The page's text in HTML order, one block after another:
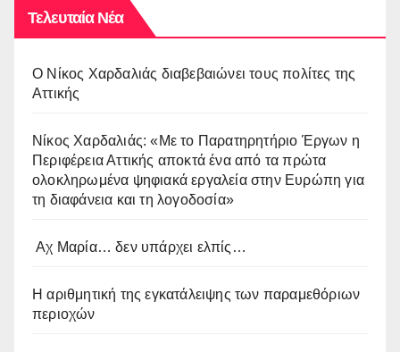
Τελευταία Νέα
O Νίκος Χαρδαλιάς διαβεβαιώνει τους πολίτες της
Αττικής
Νίκος Χαρδαλιάς: «Με το Παρατηρητήριο Έργων η
Περιφέρεια Αττικής αποκτά ένα από τα πρώτα
ολοκληρωμένα ψηφιακά εργαλεία στην Ευρώπη για
τη διαφάνεια και τη λογοδοσία»
Αχ Μαρία… δεν υπάρχει ελπίς…
Η αριθμητική της εγκατάλειψης των παραμεθόριων
περιοχών